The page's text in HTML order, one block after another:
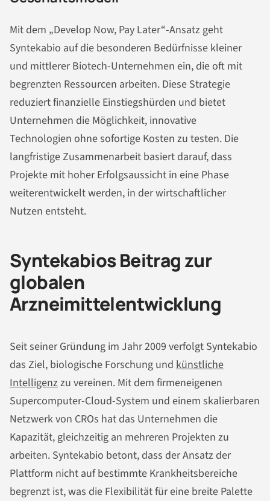
Mit dem „Develop Now, Pay Later“-Ansatz geht
Syntekabio auf die besonderen Bedürfnisse kleiner
und mittlerer Biotech-Unternehmen ein, die oft mit
begrenzten Ressourcen arbeiten. Diese Strategie
reduziert finanzielle Einstiegshürden und bietet
Unternehmen die Möglichkeit, innovative
Technologien ohne sofortige Kosten zu testen. Die
langfristige Zusammenarbeit basiert darauf, dass
Projekte mit hoher Erfolgsaussicht in eine Phase
weiterentwickelt werden, in der wirtschaftlicher
Nutzen entsteht.
Syntekabios Beitrag zur
globalen
Arzneimittelentwicklung
Seit seiner Gründung im Jahr 2009 verfolgt Syntekabio
das Ziel, biologische Forschung und künstliche
Intelligenzzu vereinen. Mit dem firmeneigenen
Supercomputer-Cloud-System und einem skalierbaren
Netzwerk von CROs hat das Unternehmen die
Kapazität, gleichzeitig an mehreren Projekten zu
arbeiten. Syntekabio betont, dass der Ansatz der
Plattform nicht auf bestimmte Krankheitsbereiche
begrenzt ist, was die Flexibilität für eine breite Palette